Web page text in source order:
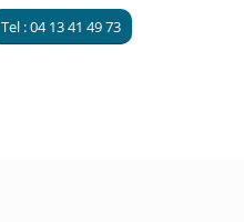
Tel : 04 13 41 49 73